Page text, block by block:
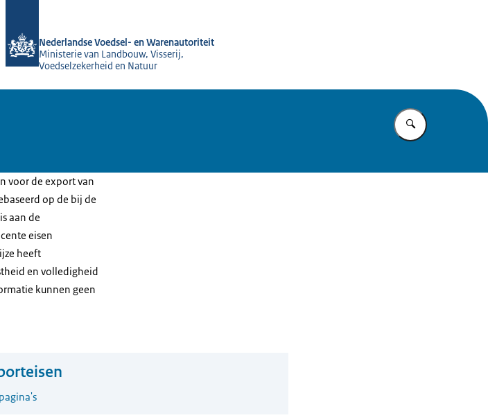
Nederlandse Voedsel- en Warenautoriteit
Ministerie van Landbouw, Visserij,
Voedselzekerheid en Natuur
Vul in wat u
voor de export van
op de bij de
aan de
eisen
heeft
en volledigheid
kunnen geen